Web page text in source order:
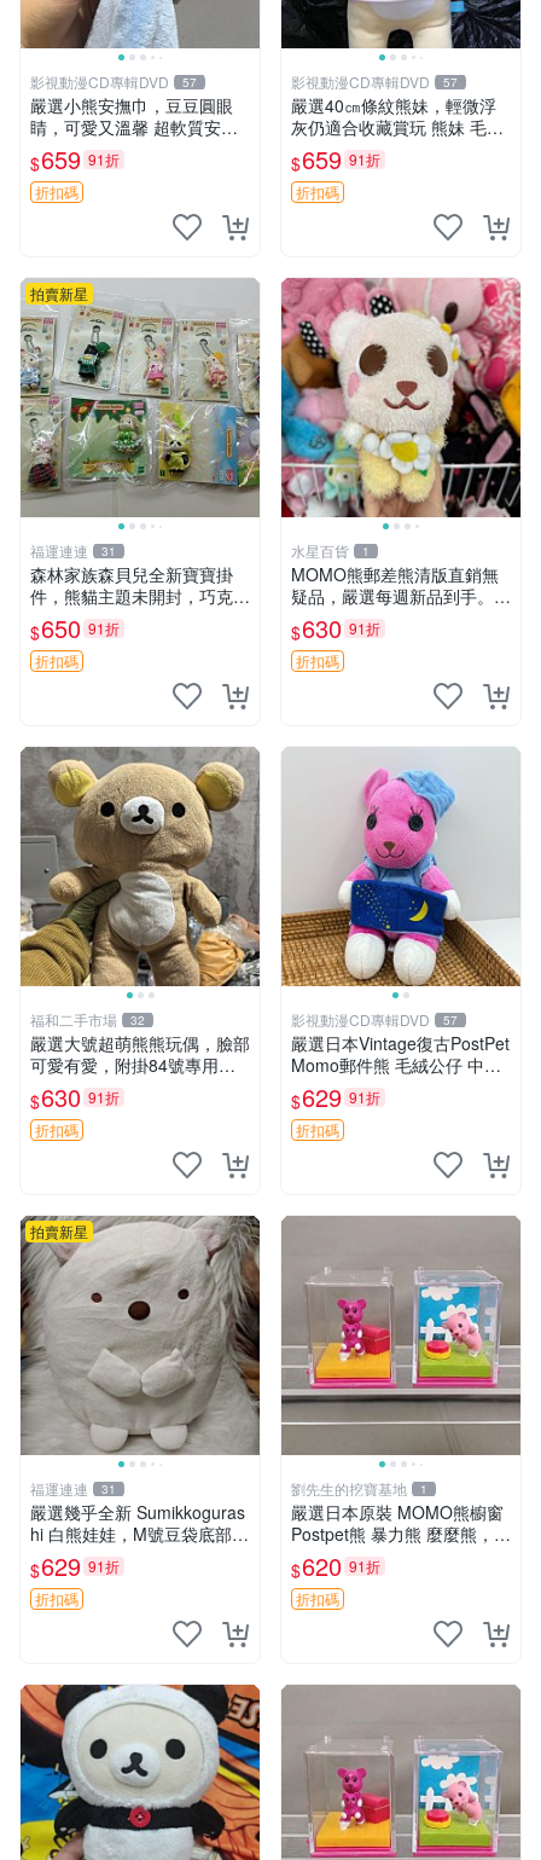
影視動漫CD專輯DVD 57
嚴選小熊安撫巾，豆豆圓眼
睛，可愛又溫馨 超軟質安撫
巾，豆豆設計，哄睡好幫手
約克豆豆眼安撫巾 數碼豆豆
眼
$659 91折
折扣碼
影視動漫CD專輯DVD 57
嚴選40㎝條紋熊妹，輕微浮
灰仍適合收藏賞玩 熊妹 毛絨
玩具 浮雕熊
$659 91折
折扣碼
拍賣新星
福運連連 31
森林家族森貝兒全新寶寶掛
件，熊貓主題未開封，巧克力
兔牛奶兔郁金香兔貓吉娃娃嚴
選，適合收藏 熊貓 森林 寶寶
$650 91折
折扣碼
水星百貨 1
MOMO熊郵差熊清版直銷無
疑品，嚴選每週新品到手。紅
薯啵啵鮮果間 郵差熊 清版 紅
薯啵啵間
$630 91折
折扣碼
福和二手市場 32
嚴選大號超萌熊熊玩偶，臉部
可愛有愛，附掛84號專用
袋，適合收藏與送禮 寶寶熊
玩具 熊抱枕
$630 91折
折扣碼
影視動漫CD專輯DVD 57
嚴選日本Vintage復古PostPet
Momo郵件熊 毛絨公仔 中古
玩偶 快遞包到 默認次日達 po
stpet momo 玩具 玩偶
$629 91折
折扣碼
拍賣新星
福運連連 31
嚴選幾乎全新 Sumikkoguras
hi 白熊娃娃，M號豆袋底部，
穩固不易倒，毛絨布標附贈，
極致軟糯手感，精工細作值得
典藏，尺寸24cm，收藏佳品
$629 91折
折扣碼
劉先生的挖寶基地 1
嚴選日本原裝 MOMO熊櫥窗
Postpet熊 暴力熊 麼麼熊，實
物精緻收藏無損，二手誠意出
售 暴力熊 MOMO熊 日本版
櫥趣熊熊偶
$620 91折
折扣碼